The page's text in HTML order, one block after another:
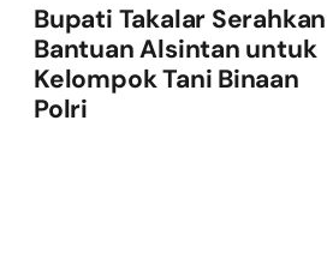
Bupati Takalar Serahkan
Bantuan Alsintan untuk
Kelompok Tani Binaan
Polri